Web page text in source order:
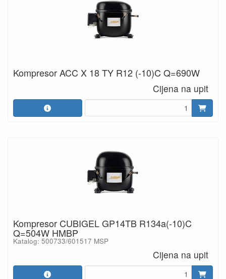
Kompresor ACC X 18 TY R12 (-10)C Q=690W
Cijena na upit
Kompresor CUBIGEL GP14TB R134a(-10)C
Q=504W HMBP
Katalog: 500733/601517 MSP
Cijena na upit